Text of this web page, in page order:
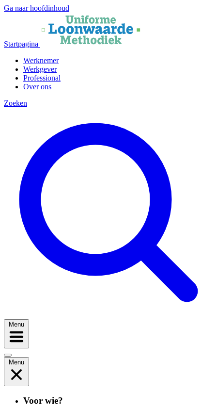
Ga naar hoofdinhoud
Startpagina
Werknemer
Werkgever
Professional
Over ons
Zoeken
Menu
Menu
Voor wie?